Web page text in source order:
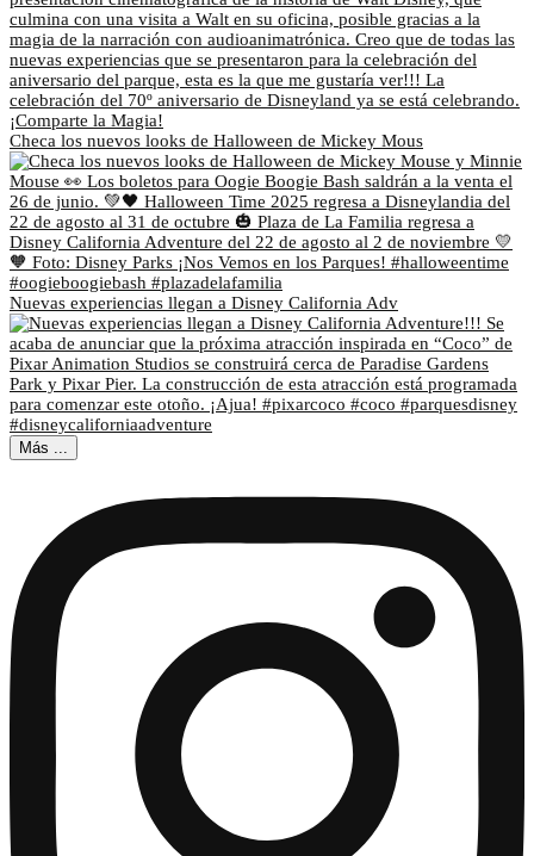
Checa los nuevos looks de Halloween de Mickey Mous
Nuevas experiencias llegan a Disney California Adv
Más ...